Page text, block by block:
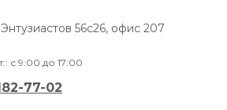
56с26, офис 207
с 9:00 до 17:00
77-02